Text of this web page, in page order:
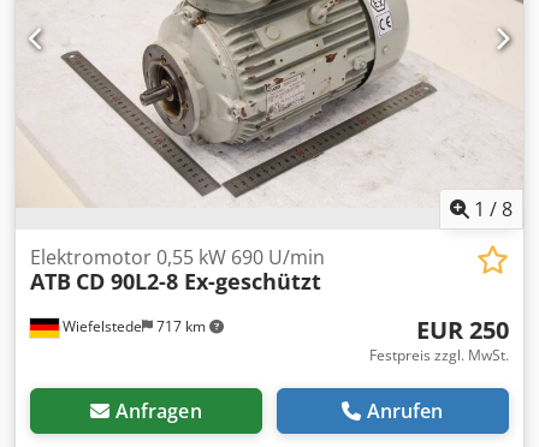
1 /8
Wiefelstede 717 km
Elektromotor 0,55 kW 690 U/min
ATB CD 90L2-8 Ex-geschützt
EUR 250
Festpreis zzgl. MwSt.
Anfragen Anrufen